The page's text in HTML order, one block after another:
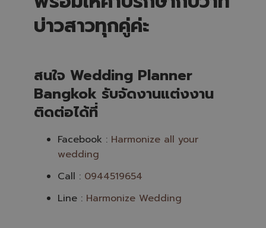
บ่าวสาวทุกคู่ค่ะ
สนใจ Wedding Planner
Bangkok รับจัดงานแต่งงาน
ติดต่อได้ที่
Facebook : Harmonize all your
wedding
Call : 0944519654
Line : Harmonize Wedding